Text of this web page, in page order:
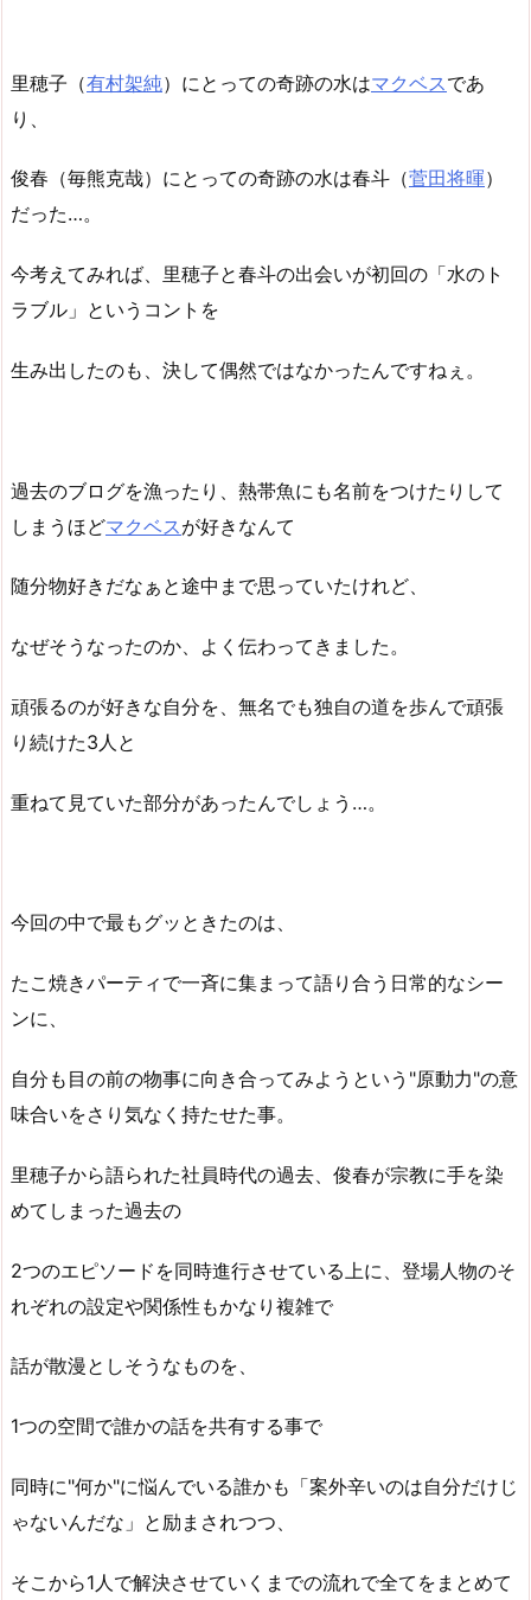
里穂子（有村架純）にとっての奇跡の水はマクベス であ
り、
俊春（毎熊克哉）にとっての奇跡の水は春斗（菅田将暉）
だった…。
今考えてみれば、里穂子と春斗の出会いが初回の「水のト
ラブル」というコントを
生み出したのも、決して偶然ではなかったんですねぇ。
過去のブログを漁ったり、熱帯魚にも名前をつけたりして
しまうほどマクベス が好きなんて
随分物好きだなぁと途中まで思っていたけれど、
なぜそうなったのか、よく伝わってきました。
頑張るのが好きな自分を、無名でも独自の道を歩んで頑張
り続けた3人と
重ねて見ていた部分があったんでしょう…。
今回の中で最もグッときたのは、
たこ焼きパーティで一斉に集まって語り合う日常的なシー
ンに、
自分も目の前の物事に向き合ってみようという"原動力"の意
味合いをさり気なく持たせた事。
里穂子から語られた社員時代の過去、俊春が宗教に手を染
めてしまった過去の
2つのエピソードを同時進行させている上に、登場人物のそ
れぞれの設定や関係性もかなり複雑で
話が散漫としそうなものを、
1つの空間で誰かの話を共有する事で
同時に"何か"に悩んでいる誰かも「案外辛いのは自分だけじ
ゃないんだな」と励まされつつ、
そこから1人で解決させていくまでの流れで全てをまとめて